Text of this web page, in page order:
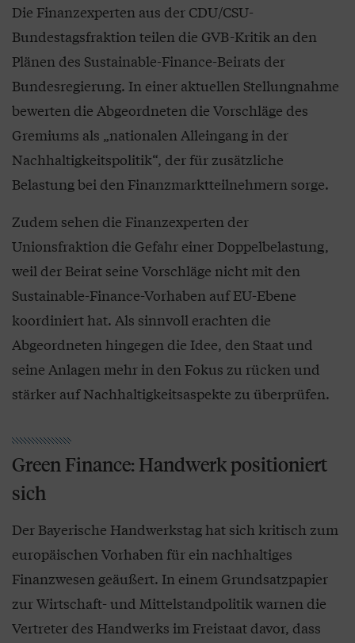
Die Finanzexperten aus der CDU/CSU-
Bundestagsfraktion teilen die GVB-Kritik an den
Plänen des Sustainable-Finance-Beirats der
Bundesregierung. In einer aktuellen Stellungnahme
bewerten die Abgeordneten die Vorschläge des
Gremiums als „nationalen Alleingang in der
Nachhaltigkeitspolitik“, der für zusätzliche
Belastung bei den Finanzmarktteilnehmern sorge.
Zudem sehen die Finanzexperten der
Unionsfraktion die Gefahr einer Doppelbelastung,
weil der Beirat seine Vorschläge nicht mit den
Sustainable-Finance-Vorhaben auf EU-Ebene
koordiniert hat. Als sinnvoll erachten die
Abgeordneten hingegen die Idee, den Staat und
seine Anlagen mehr in den Fokus zu rücken und
stärker auf Nachhaltigkeitsaspekte zu überprüfen.
Green Finance: Handwerk positioniert
sich
Der Bayerische Handwerkstag hat sich kritisch zum
europäischen Vorhaben für ein nachhaltiges
Finanzwesen geäußert. In einem Grundsatzpapier
zur Wirtschaft- und Mittelstandpolitik warnen die
Vertreter des Handwerks im Freistaat davor, dass